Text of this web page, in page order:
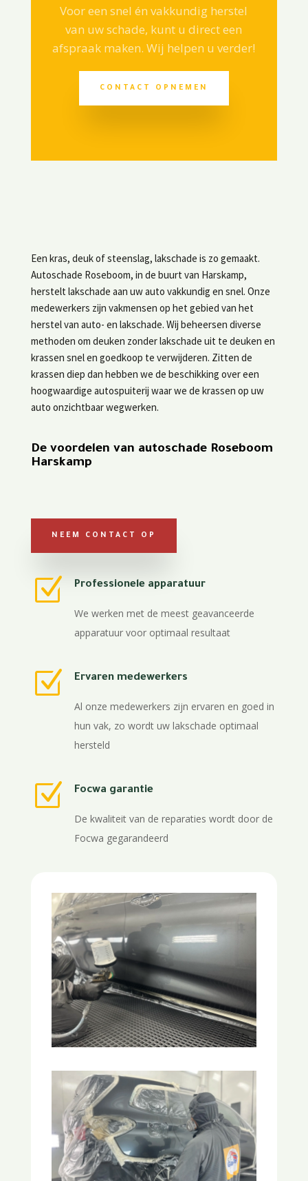
Voor een snel én vakkundig herstel
van uw schade, kunt u direct een
afspraak maken. Wij helpen u verder!
CONTACT OPNEMEN
Een kras, deuk of steenslag, lakschade is zo gemaakt.
Autoschade Roseboom, in de buurt van Harskamp,
herstelt lakschade aan uw auto vakkundig en snel. Onze
medewerkers zijn vakmensen op het gebied van het
herstel van auto- en lakschade. Wij beheersen diverse
methoden om deuken zonder lakschade uit te deuken en
krassen snel en goedkoop te verwijderen. Zitten de
krassen diep dan hebben we de beschikking over een
hoogwaardige autospuiterij waar we de krassen op uw
auto onzichtbaar wegwerken.
De voordelen van autoschade Roseboom
Harskamp
NEEM CONTACT OP
Z Professionele apparatuur
We werken met de meest geavanceerde
apparatuur voor optimaal resultaat
Z Ervaren medewerkers
Al onze medewerkers zijn ervaren en goed in
hun vak, zo wordt uw lakschade optimaal
hersteld
Z Focwa garantie
De kwaliteit van de reparaties wordt door de
Focwa gegarandeerd